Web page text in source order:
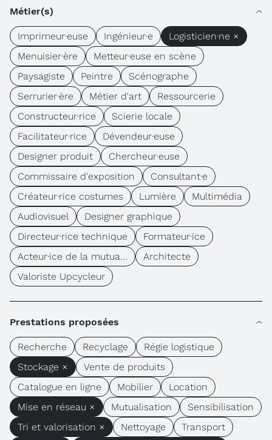
Métier(s)
Imprimeur·euse Ingénieur·e
Logisticien·ne ×
Menuisier·ère
Metteur·euse en scène
Paysagiste
Peintre
Scénographe
Serrurier·ère
Métier d'art
Ressourcerie
Constructeur·rice
Scierie locale
Facilitateur·rice
Dévendeur·euse
Designer produit
Chercheur·euse
Commissaire d'exposition
Consultant·e
Créateur·rice costumes
Lumière
Multimédia
Audiovisuel
Designer graphique
Directeur·rice technique
Formateur·ice
Acteur·ice de la mutua...
Architecte
Valoriste Upcycleur
Prestations proposées
Recherche Recyclage
Régie logistique
Stockage ×
Vente de produits
Catalogue en ligne
Mobilier
Location
Mise en réseau ×
Mutualisation
Sensibilisation
Tri et valorisation ×
Nettoyage Transport